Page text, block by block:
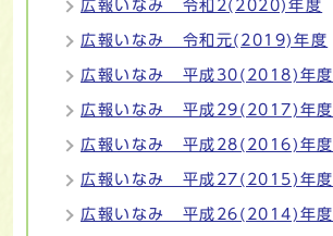
広報いなみ 令和2(2020)年度
広報いなみ 令和元(2019)年度
広報いなみ 平成30(2018)年度
広報いなみ 平成29(2017)年度
広報いなみ 平成28(2016)年度
広報いなみ 平成27(2015)年度
広報いなみ 平成26(2014)年度